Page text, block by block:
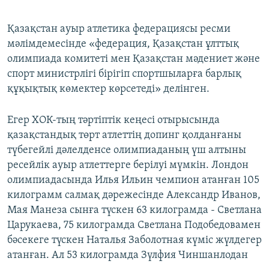
Қазақстан ауыр атлетика федерациясы ресми
мәлімдемесінде «федерация, Қазақстан ұлттық
олимпиада комитеті мен Қазақстан мәдениет және
спорт министрлігі бірігіп спортшыларға барлық
құқықтық көмектер көрсетеді» делінген.
Егер ХОК-тың тәртіптік кеңесі отырысында
қазақстандық төрт атлеттің допинг қолданғаны
түбегейлі дәлелденсе олимпиаданың үш алтыны
ресейлік ауыр атлеттерге берілуі мүмкін. Лондон
олимпиадасында Илья Ильин чемпион атанған 105
килограмм салмақ дәрежесінде Александр Иванов,
Мая Манеза сынға түскен 63 килограмда - Светлана
Царукаева, 75 килограмда Светлана Подобедовамен
бәсекеге түскен Наталья Заболотная күміс жүлдегер
атанған. Ал 53 килограмда Зүлфия Чиншанлодан